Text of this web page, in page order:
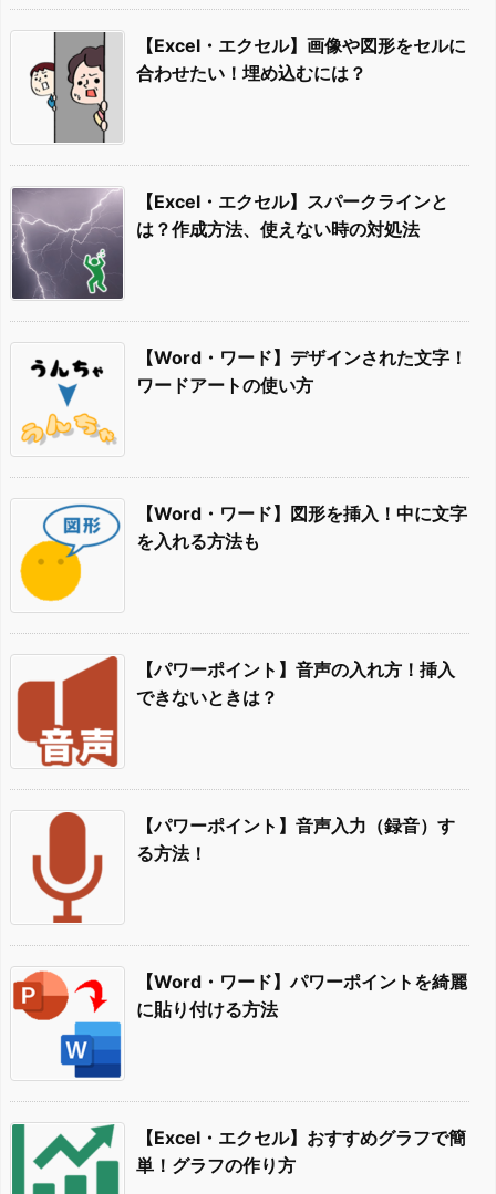
【Excel・エクセル】画像や図形をセルに
合わせたい！埋め込むには？
【Excel・エクセル】スパークラインと
は？作成方法、使えない時の対処法
【Word・ワード】デザインされた文字！
ワードアートの使い方
【Word・ワード】図形を挿入！中に文字
を入れる方法も
【パワーポイント】音声の入れ方！挿入
できないときは？
【パワーポイント】音声入力（録音）す
る方法！
【Word・ワード】パワーポイントを綺麗
に貼り付ける方法
【Excel・エクセル】おすすめグラフで簡
単！グラフの作り方